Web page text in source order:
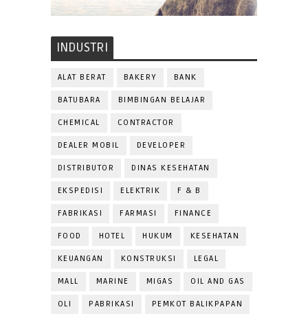
INDUSTRI
ALAT BERAT BAKERY BANK
BATUBARA BIMBINGAN BELAJAR
CHEMICAL CONTRACTOR
DEALER MOBIL DEVELOPER
DISTRIBUTOR DINAS KESEHATAN
EKSPEDISI ELEKTRIK F & B
FABRIKASI FARMASI FINANCE
FOOD HOTEL HUKUM KESEHATAN
KEUANGAN KONSTRUKSI LEGAL
MALL MARINE MIGAS OIL AND GAS
OLI PABRIKASI PEMKOT BALIKPAPAN